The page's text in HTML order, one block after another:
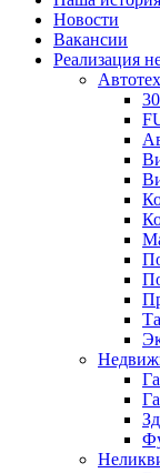
Новости
Вакансии
Реализация